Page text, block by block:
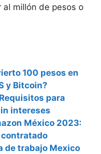
al millón de pesos o
100 pesos en
y Bitcoin?
para
intereses
México 2023:
de trabajo Mexico